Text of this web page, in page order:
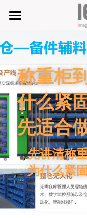
微仓
D系微仓（热销
产品与服务
单元智能化
单元智慧化
6S精益管理
行业应用及案列
MRO工业物
手机平板智
废旧家电拆解
关于奕优
公司介绍
知识奕优
搜索
称重柜
什么紧
先适合
先讲清称
为什么紧